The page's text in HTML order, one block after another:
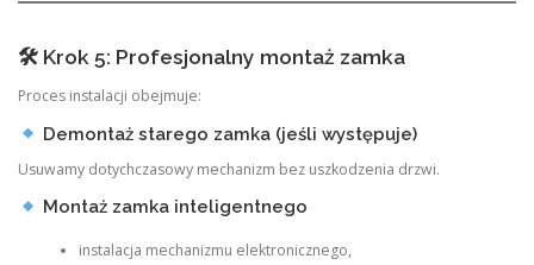
🛠 Krok 5: Profesjonalny montaż zamka
Proces instalacji obejmuje:
Demontaż starego zamka (jeśli występuje)
Usuwamy dotychczasowy mechanizm bez uszkodzenia drzwi.
Montaż zamka inteligentnego
instalacja mechanizmu elektronicznego,